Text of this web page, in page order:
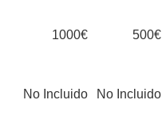
500€
1000€
No Incluido
No Incluido